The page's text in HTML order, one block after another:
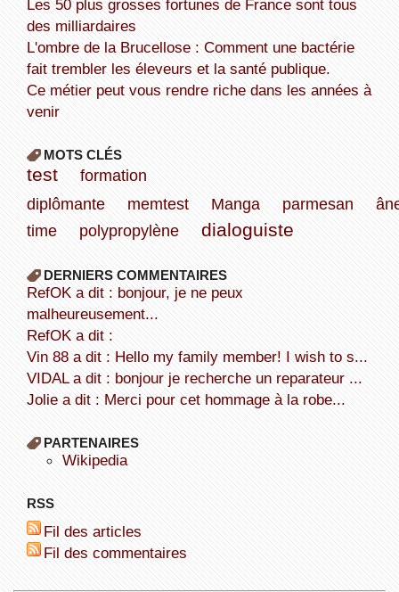
Les 50 plus grosses fortunes de France sont tous
des milliardaires
L'ombre de la Brucellose : Comment une bactérie
fait trembler les éleveurs et la santé publique.
Ce métier peut vous rendre riche dans les années à
venir
MOTS CLÉS
test
formation
diplômante
memtest Manga parmesan
time
polypropylène dialoguiste
DERNIERS COMMENTAIRES
refOK a dit : bonjour, je ne peux
malheureusement...
refOK a dit :
Vin 88 a dit : Hello my family member! I wish to s...
VIDAL a dit : bonjour je recherche un reparateur ...
Jolie a dit : Merci pour cet hommage à la robe...
PARTENAIRES
wikipedia
RSS
Fil des articles
Fil des commentaires